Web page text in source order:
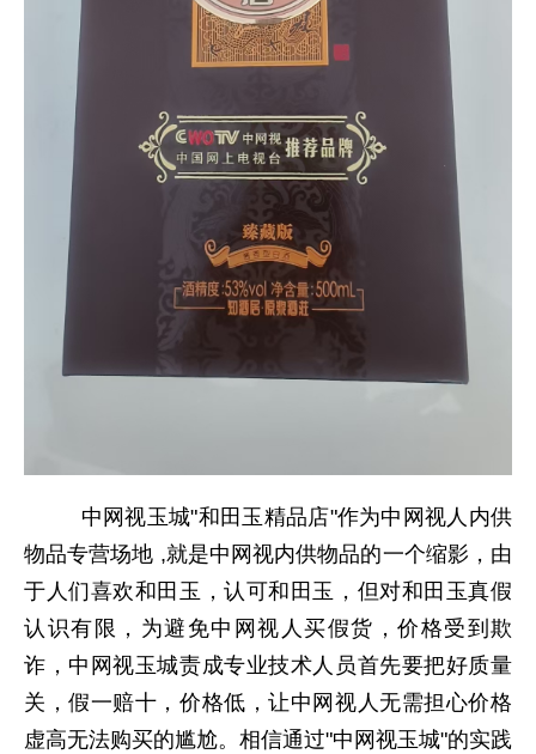
中网视玉城"和田玉精品店"作为中网视人内供
物品专营场地 ,就是中网视内供物品的一个缩影，由
于人们喜欢和田玉，认可和田玉，但对和田玉真假
认识有限，为避免中网视人买假货，价格受到欺
诈，中网视玉城责成专业技术人员首先要把好质量
关，假一赔十，价格低，让中网视人无需担心价格
虚高无法购买的尴尬。相信通过"中网视玉城"的实践